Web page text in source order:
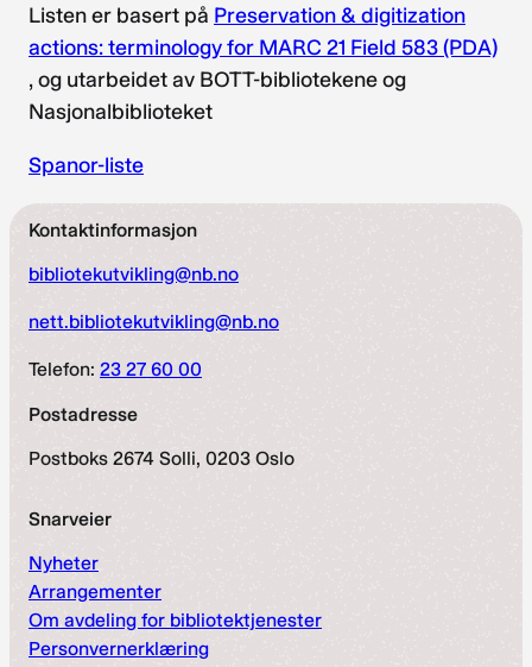
Listen er basert på Preservation & digitization
actions: terminology for MARC 21 Field 583 (PDA)
, og utarbeidet av BOTT-bibliotekene og
Nasjonalbiblioteket
Spanor-liste
Kontaktinformasjon
bibliotekutvikling@nb.no
nett.bibliotekutvikling@nb.no
Telefon: 23 27 60 00
Postadresse
Postboks 2674 Solli, 0203 Oslo
Snarveier
Nyheter
Arrangementer
Om avdeling for bibliotektjenester
Personvernerklæring